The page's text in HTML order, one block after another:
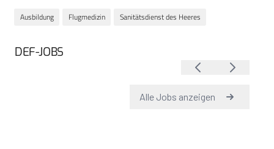
Ausbildung Flugmedizin Sanitätsdienst des Heeres
DEF-JOBS